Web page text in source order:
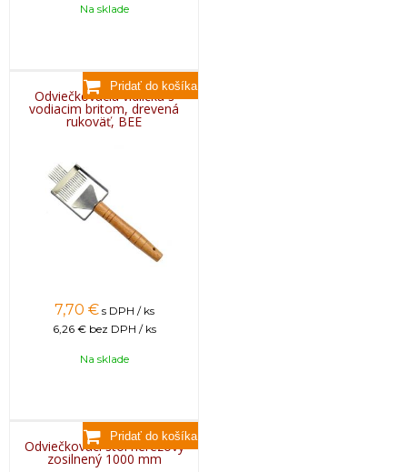
Na sklade
Odviečkovacia vidlička s
vodiacim britom, drevená
rukoväť, BEE
7,70 € s DPH / ks
6,26 € bez DPH / ks
Na sklade
Odviečkovací stôl nerezový
zosilnený 1000 mm